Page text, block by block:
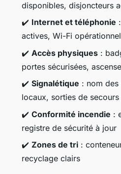
disponibles, disjoncteurs
✔️ Internet et téléphonie
actives, Wi-Fi opérationnel
✔️ Accès physiques :
portes sécurisées,
✔️ Signalétique : nom
locaux, sorties de
✔️ Conformité incendie :
registre de sécurité à jour
✔️ Zones de tri :
recyclage clairs